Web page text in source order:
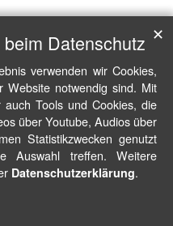
Datenschutz
verwenden wir Cookies,
Website notwendig sind. Mit
Tools und Cookies, die
über Youtube, Audios über
Statistikzwecken genutzt
Auswahl treffen. Weitere
Datenschutzerklärung.
✕